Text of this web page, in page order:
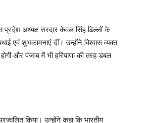
प्रदेश अध्यक्ष सरदार केवल सिंह ढिल्लों के
एवं शुभकामनाएं दीं। उन्होंने विश्वास व्यक्त
और पंजाब में भी हरियाणा की तरह डबल
किया। उन्होंने कहा कि भारतीय